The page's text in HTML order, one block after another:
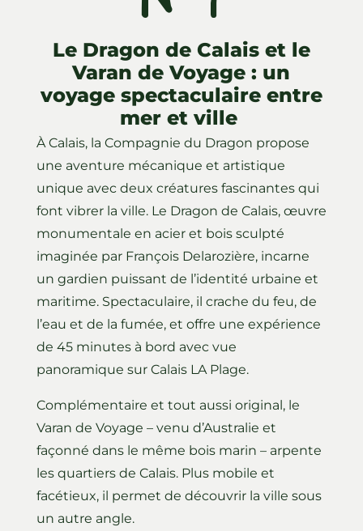
ll
Le Dragon de Calais et le
Varan de Voyage : un
voyage spectaculaire entre
mer et ville
À Calais, la Compagnie du Dragon propose
une aventure mécanique et artistique
unique avec deux créatures fascinantes qui
font vibrer la ville. Le Dragon de Calais, œuvre
monumentale en acier et bois sculpté
imaginée par François Delarozière, incarne
un gardien puissant de l’identité urbaine et
maritime. Spectaculaire, il crache du feu, de
l’eau et de la fumée, et offre une expérience
de 45 minutes à bord avec vue
panoramique sur Calais LA Plage.
Complémentaire et tout aussi original, le
Varan de Voyage – venu d’Australie et
façonné dans le même bois marin – arpente
les quartiers de Calais. Plus mobile et
facétieux, il permet de découvrir la ville sous
un autre angle.